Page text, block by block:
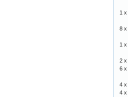
1 x
8 x
1 x
2 x
6 x
4 x
4 x